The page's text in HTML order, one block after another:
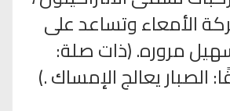
الأمعاء وتساعد على
مروره. (ذات صلة:
الصبار يعالج الإمساك .)